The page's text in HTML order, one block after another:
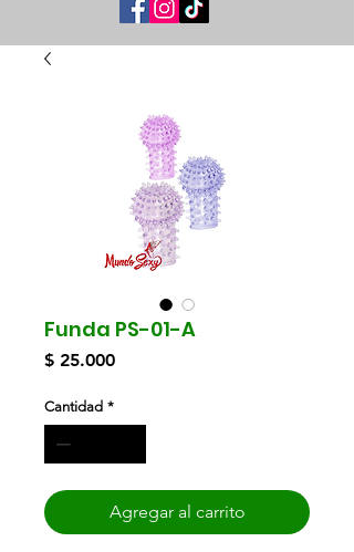
Funda PS-01-A
$ 25.000Precio
Cantidad *
Agregar al carrito